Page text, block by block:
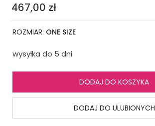
467,00 zł
ROZMIAR: ONE SIZE
wysyłka do 5 dni
DODAJ DO KOSZYKA
DODAJ DO ULUBIONYCH